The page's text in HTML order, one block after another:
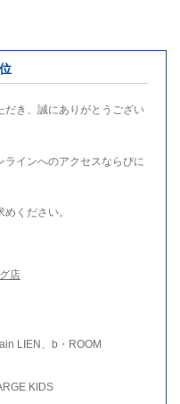
だき、誠にありがとうござい
ラインへのアクセスならびに
ください。
店
LIEN、b・ROOM
KIDS